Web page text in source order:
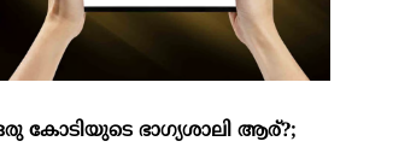
കോടിയുടെ ഭാഗ്യശാലി ആര്?;